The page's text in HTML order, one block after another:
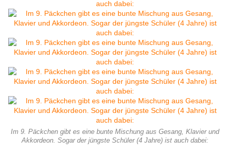
Im 9. Päckchen gibt es eine bunte Mischung aus Gesang, Klavier und
Akkordeon. Sogar der jüngste Schüler (4 Jahre) ist auch dabei: